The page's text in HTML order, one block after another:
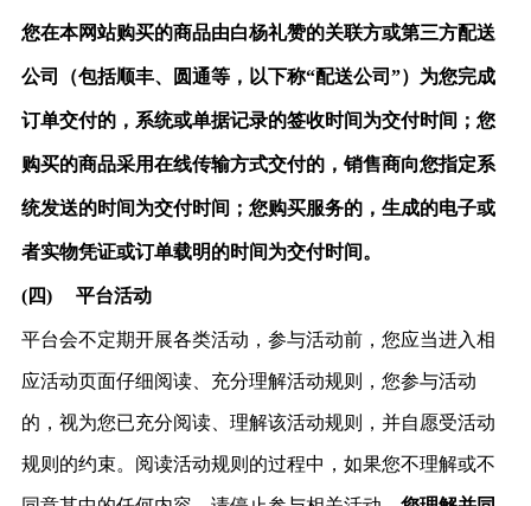
您在本网站购买的商品由白杨礼赞的关联方或第三方配送
公司（包括顺丰、圆通等，以下称“配送公司”）为您完成
订单交付的，系统或单据记录的签收时间为交付时间；您
购买的商品采用在线传输方式交付的，销售商向您指定系
统发送的时间为交付时间；您购买服务的，生成的电子或
者实物凭证或订单载明的时间为交付时间。
(四) 平台活动
平台会不定期开展各类活动，参与活动前，您应当进入相
应活动页面仔细阅读、充分理解活动规则，您参与活动
的，视为您已充分阅读、理解该活动规则，并自愿受活动
规则的约束。阅读活动规则的过程中，如果您不理解或不